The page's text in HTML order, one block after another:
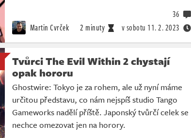
Martin Cvrček 2 minuty v sobotu 11. 2. 2023
36
Tvůrci The Evil Within 2 chystají
opak hororu
Ghostwire: Tokyo je za rohem, ale už nyní máme
určitou představu, co nám nejspíš studio Tango
Gameworks nadělí příště. Japonský tvůrčí celek se
nechce omezovat jen na horory.